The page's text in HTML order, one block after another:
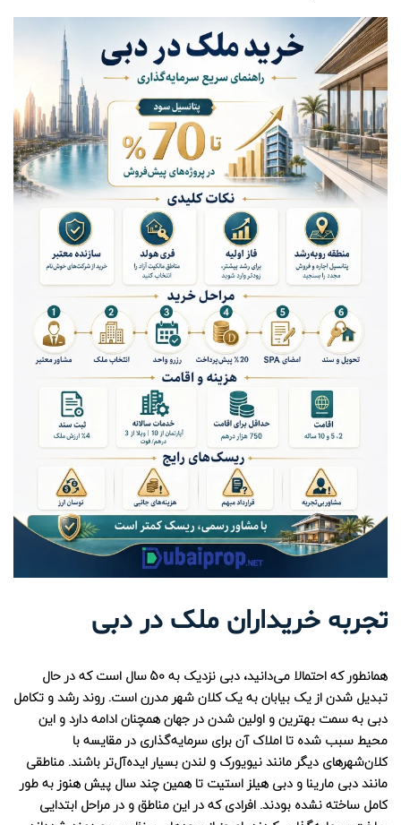
تجربه خریداران ملک در دبی
همانطور که احتمالا می‌دانید، دبی نزدیک به 50 سال است که در حال
تبدیل شدن از یک بیابان به یک کلان شهر مدرن است. روند رشد و تکامل
دبی به سمت بهترین و اولین شدن در جهان همچنان ادامه دارد و این
محیط سبب شده تا املاک آن برای سرمایه‌گذاری در مقایسه با
کلان‌شهرهای دیگر مانند نیویورک و لندن بسیار ایده‌آل‌تر باشند. مناطقی
مانند دبی مارینا و دبی هیلز استیت تا همین چند سال پیش هنوز به طور
کامل ساخته نشده بودند. افرادی که در این مناطق و در مراحل ابتدایی